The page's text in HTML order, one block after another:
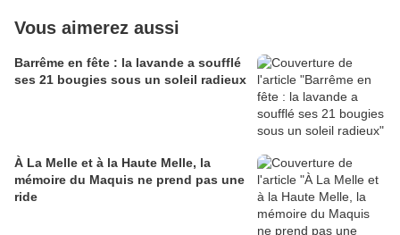
Vous aimerez aussi
Barrême en fête : la lavande a soufflé
ses 21 bougies sous un soleil radieux
À La Melle et à la Haute Melle, la
mémoire du Maquis ne prend pas une
ride